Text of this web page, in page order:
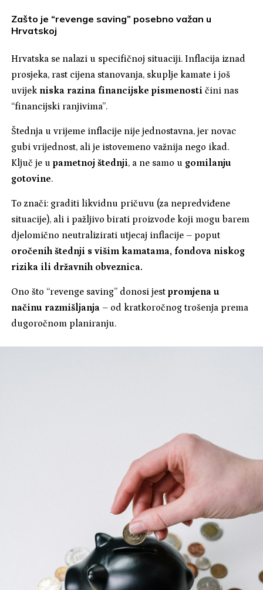
Zašto je “revenge saving” posebno važan u
Hrvatskoj
Hrvatska se nalazi u specifičnoj situaciji. Inflacija iznad
prosjeka, rast cijena stanovanja, skuplje kamate i još
uvijek niska razina financijske pismenosti čini nas
“financijski ranjivima”.
Štednja u vrijeme inflacije nije jednostavna, jer novac
gubi vrijednost, ali je istovemeno važnija nego ikad.
Ključ je upametnoj štednji, a ne samo u gomilanju
gotovine.
To znači: graditi likvidnu pričuvu (za nepredviđene
situacije), ali i pažljivo birati proizvode koji mogu barem
djelomično neutralizirati utjecaj inflacije – poput
oročenih štednji s višim kamatama, fondova niskog
rizika ili državnih obveznica.
Ono što “revenge saving” donosi jestpromjena u
načinu razmišljanja – od kratkoročnog trošenja prema
dugoročnom planiranju.